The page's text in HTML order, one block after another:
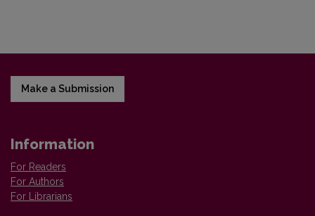
Make a Submission
Information
For Readers
For Authors
For Librarians